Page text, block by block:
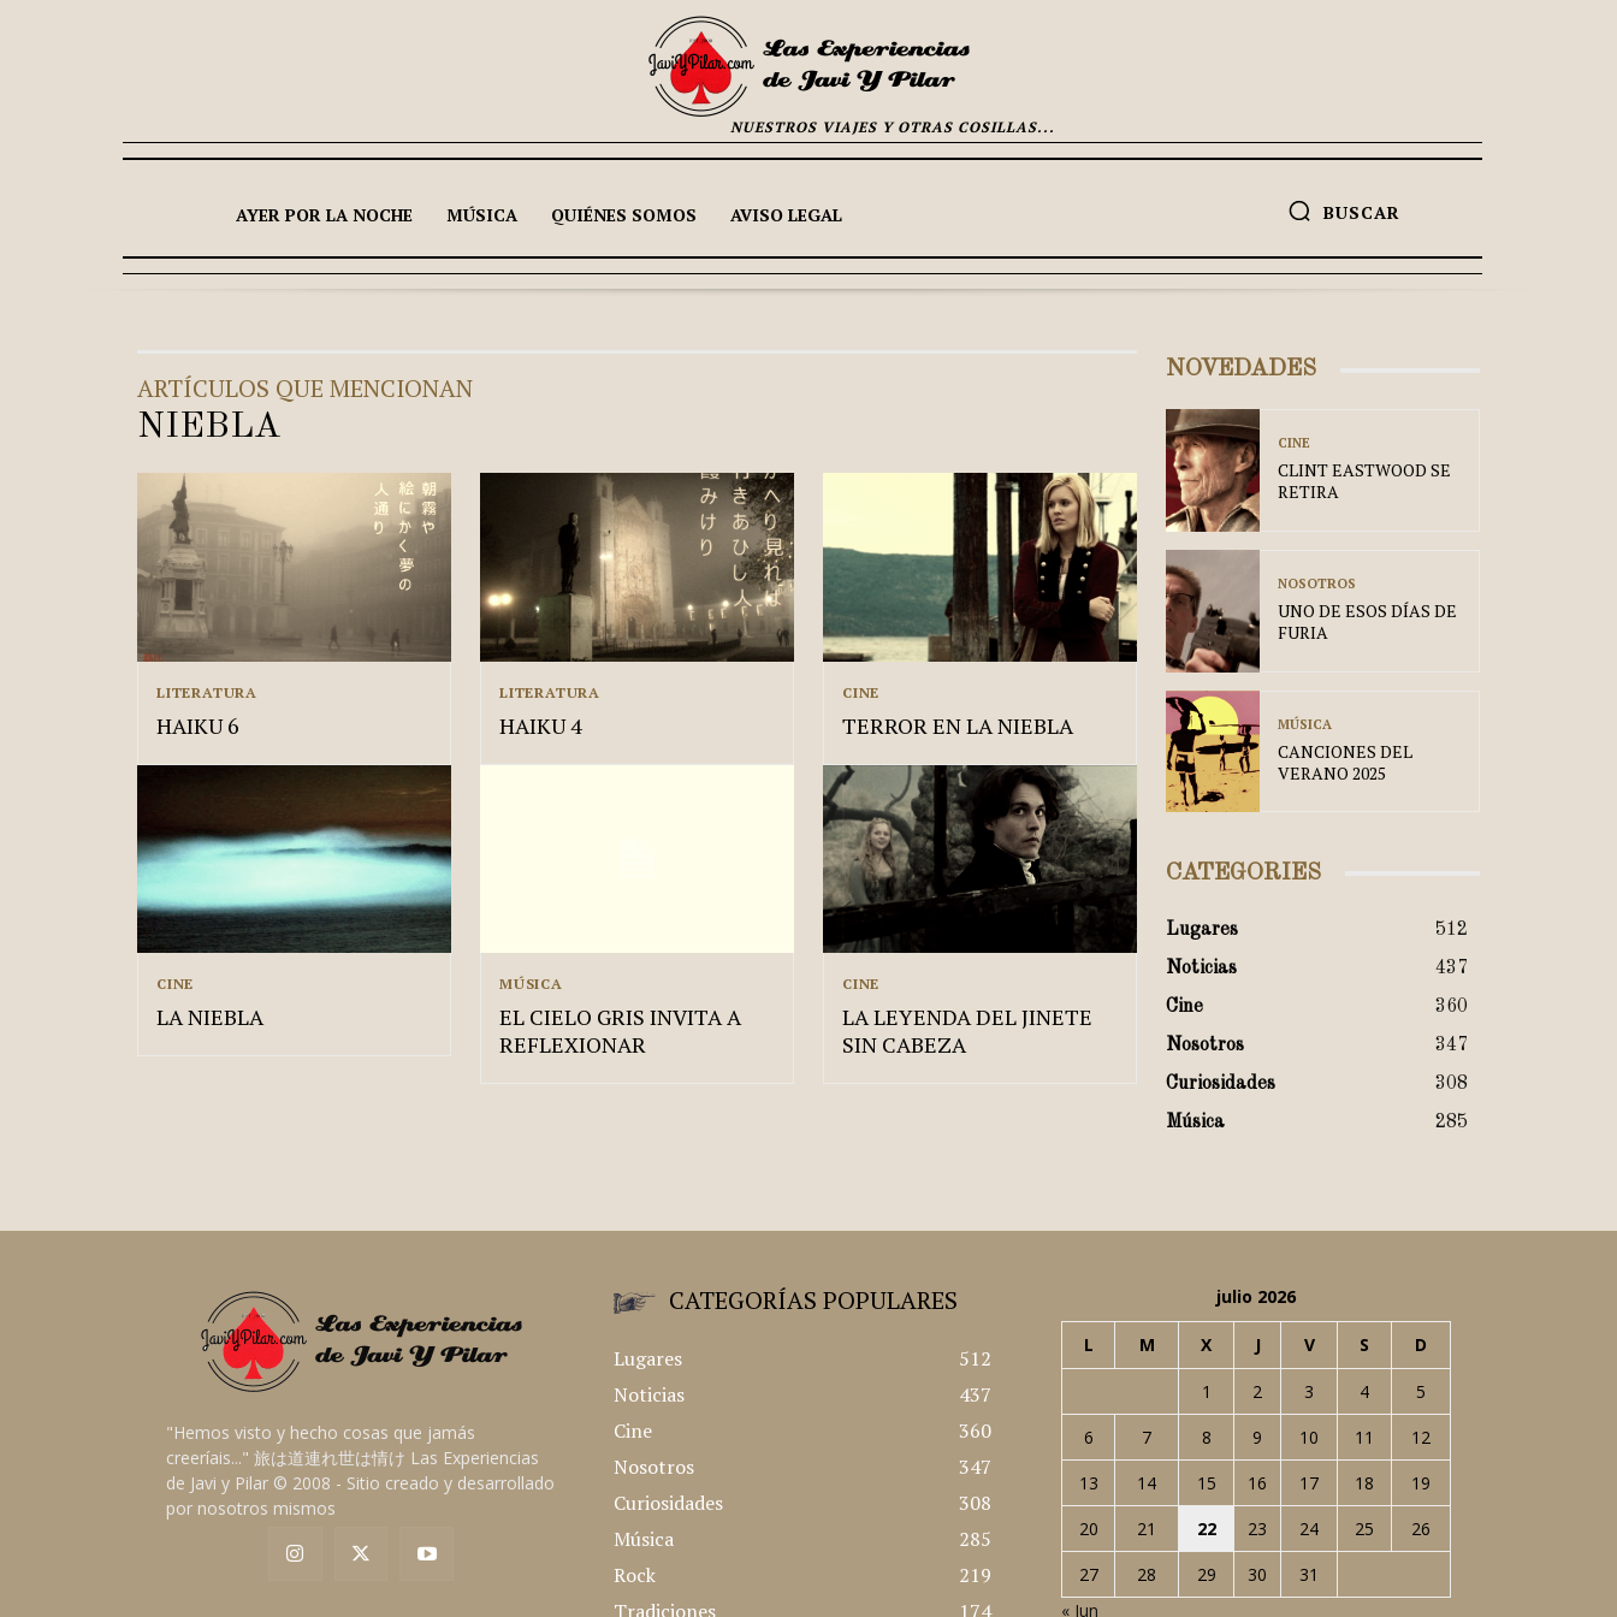
NUESTROS VIAJES Y OTRAS COSILLAS...
AYER POR LA NOCHE MÚSICA QUIÉNES SOMOS AVISO LEGAL BUSCAR
ARTÍCULOS QUE MENCIONAN
NIEBLA
LITERATURA
HAIKU 6
LITERATURA
HAIKU 4
CINE
TERROR EN LA NIEBLA
CINE
LA NIEBLA
MÚSICA
EL CIELO GRIS INVITA A
REFLEXIONAR
CINE
LA LEYENDA DEL JINETE
SIN CABEZA
NOVEDADES
CINE
CLINT EASTWOOD SE
RETIRA
NOSOTROS
UNO DE ESOS DÍAS DE
FURIA
MÚSICA
CANCIONES DEL
VERANO 2025
CATEGORIES
Lugares
512
Noticias
437
Cine
360
Nosotros
347
Curiosidades
308
Música
285
"Hemos visto y hecho cosas que jamás
creeríais..." 旅は道連れ世は情け Las Experiencias
de Javi y Pilar © 2008 - Sitio creado y desarrollado
por nosotros mismos
CATEGORÍAS POPULARES
Lugares
512
Noticias
437
Cine
360
Nosotros
347
Curiosidades
308
Música
285
Rock
219
Tradiciones
174
julio 2026
L M X J V S D
1 2 3 4
5
6
7 8 9 10 11
12
13
14 15 16 17 18
19
20
21 22 23 24 25
26
27
28 29 30
31
« Jun